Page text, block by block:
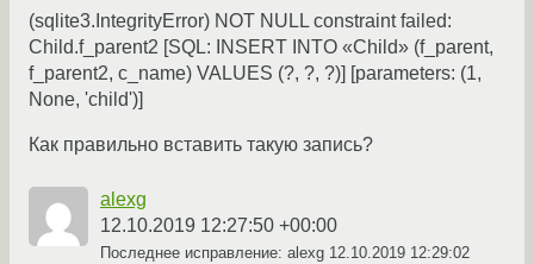
(sqlite3.IntegrityError) NOT NULL constraint failed:
Child.f_parent2 [SQL: INSERT INTO «Child» (f_parent,
f_parent2, c_name) VALUES (?, ?, ?)] [parameters: (1,
None, 'child')]
Как правильно вставить такую запись?
alexg
12.10.2019 12:27:50 +00:00
Последнее исправление: alexg 12.10.2019 12:29:02